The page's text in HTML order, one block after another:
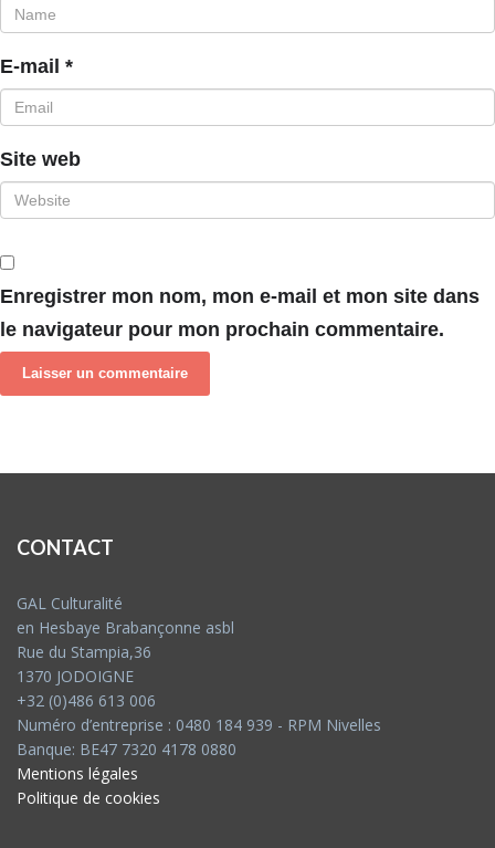
E-mail *
Site web
Enregistrer mon nom, mon e-mail et mon site dans
le navigateur pour mon prochain commentaire.
CONTACT
GAL Culturalité
en Hesbaye Brabançonne asbl
Rue du Stampia,36
1370 JODOIGNE
+32 (0)486 613 006
Numéro d’entreprise : 0480 184 939 - RPM Nivelles
Banque: BE47 7320 4178 0880
Mentions légales
Politique de cookies